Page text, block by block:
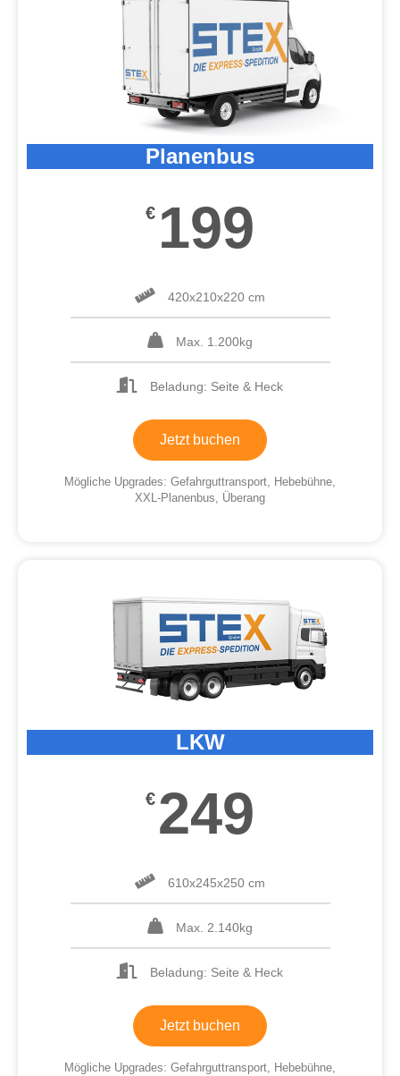
Planenbus
€ 199
420x210x220 cm
Max. 1.200kg
Beladung: Seite & Heck
Jetzt buchen
Mögliche Upgrades: Gefahrguttransport, Hebebühne,
XXL-Planenbus, Überang
LKW
€ 249
610x245x250 cm
Max. 2.140kg
Beladung: Seite & Heck
Jetzt buchen
Mögliche Upgrades: Gefahrguttransport, Hebebühne,